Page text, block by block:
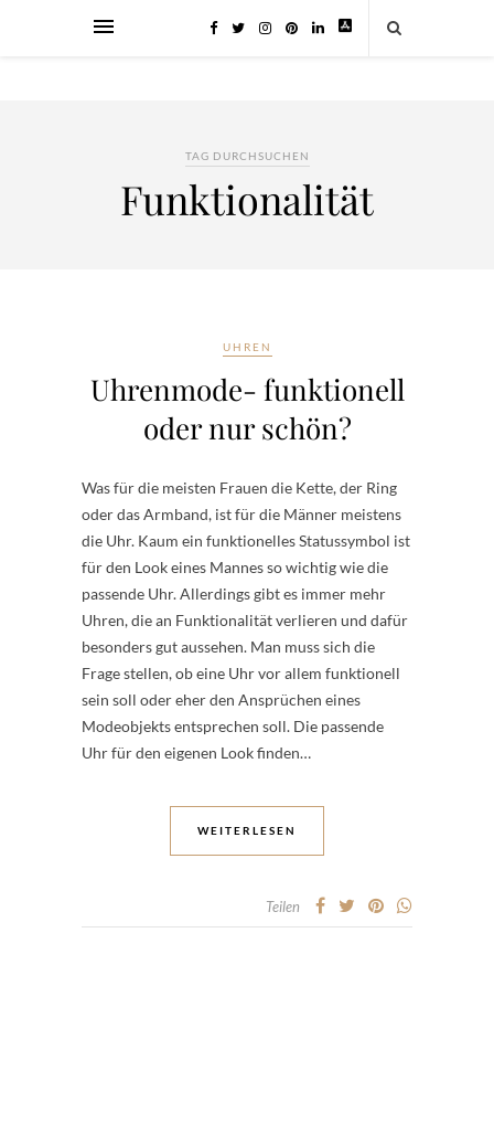
TAG DURCHSUCHEN
Funktionalität
UHREN
Uhrenmode- funktionell
oder nur schön?
Was für die meisten Frauen die Kette, der Ring
oder das Armband, ist für die Männer meistens
die Uhr. Kaum ein funktionelles Statussymbol ist
für den Look eines Mannes so wichtig wie die
passende Uhr. Allerdings gibt es immer mehr
Uhren, die an Funktionalität verlieren und dafür
besonders gut aussehen. Man muss sich die
Frage stellen, ob eine Uhr vor allem funktionell
sein soll oder eher den Ansprüchen eines
Modeobjekts entsprechen soll. Die passende
Uhr für den eigenen Look finden…
WEITERLESEN
Teilen